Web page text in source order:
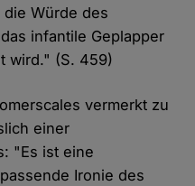
Würde des
infantile Geplapper
wird." (S. 459)
vermerkt zu
einer
"Es ist eine
Ironie des